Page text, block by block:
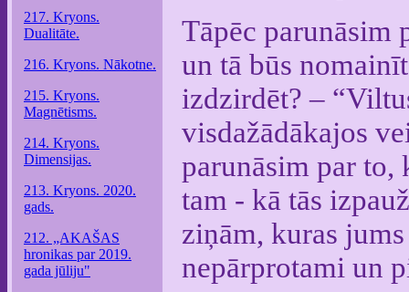
217. Kryons.
Dualitāte.
216. Kryons. Nākotne.
215. Kryons.
Magnētisms.
214. Kryons.
Dimensijas.
213. Kryons. 2020.
gads.
212. „AKAŠAS
hronikas par 2019.
gada jūliju"
Tāpēc parunāsim
un tā būs
izdzirdēt? –
visdažādākajos
parunāsim par to,
tam - kā tās
ziņām, kuras
nepārprotami un